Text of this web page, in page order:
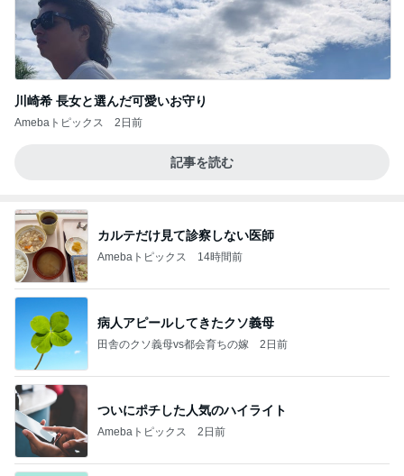
川崎希 長女と選んだ可愛いお守り
Amebaトピックス 2日前
記事を読む
カルテだけ見て診察しない医師
Amebaトピックス 14時間前
病人アピールしてきたクソ義母
田舎のクソ義母vs都会育ちの嫁 2日前
ついにポチした人気のハイライト
Amebaトピックス 2日前